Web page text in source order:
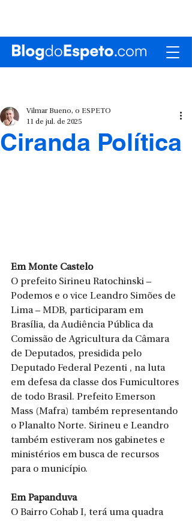
Ciranda Política
Vilmar Bueno, o ESPETO
11 de jul. de 2025
Em Monte Castelo
O prefeito Sirineu Ratochinski –
Podemos e o vice Leandro Simões de
Lima – MDB, participaram em
Brasília, da Audiência Pública da
Comissão de Agricultura da Câmara
de Deputados, presidida pelo
Deputado Federal Pezenti , na luta
em defesa da classe dos Fumicultores
de todo Brasil. Prefeito Emerson
Mass (Mafra) também representando
o Planalto Norte. Sirineu e Leandro
também estiveram nos gabinetes e
ministérios em busca de recursos
para o município.
Em Papanduva
O Bairro Cohab I, terá uma quadra